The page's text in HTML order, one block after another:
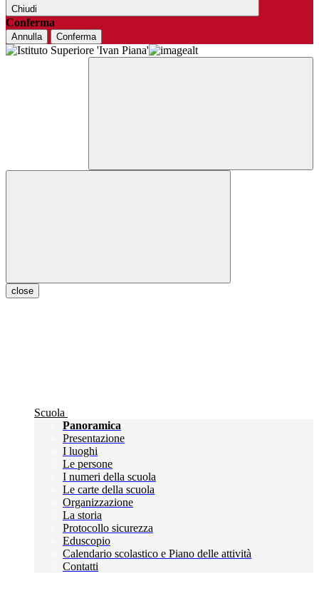
Chiudi
Conferma
Annulla Conferma
close
Scuola
Panoramica
Presentazione
I luoghi
Le persone
I numeri della scuola
Le carte della scuola
Organizzazione
La storia
Protocollo sicurezza
Eduscopio
Calendario scolastico e Piano delle attività
Contatti